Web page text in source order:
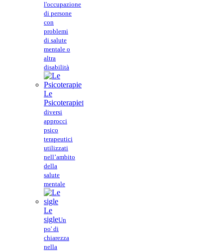
l'occupazione
di persone
con
problemi
di salute
mentale o
altra
disabilità
Le
PsicoterapieI
diversi
approcci
psico
terapeutici
utilizzati
nell’ambito
della
salute
mentale
Le
sigleUn
po' di
chiarezza
nella